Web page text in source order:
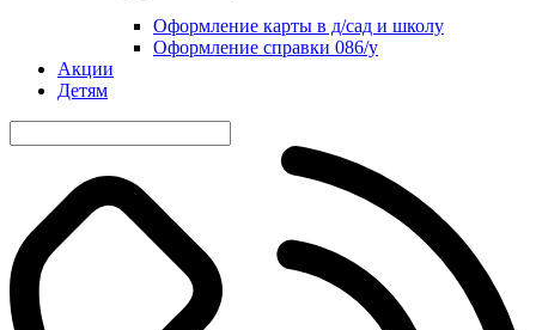
Оформление карты в д/сад и школу
Оформление справки 086/у
Акции
Детям